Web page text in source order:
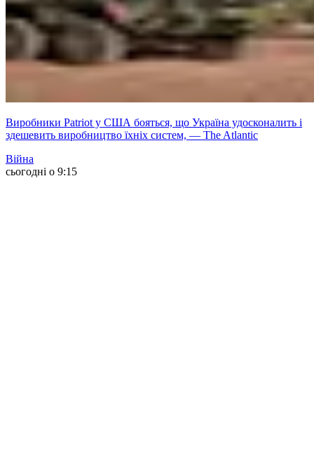
Виробники Patriot у США бояться, що Україна удосконалить і
здешевить виробництво їхніх систем, — The Atlantic
Війна
сьогодні о 9:15